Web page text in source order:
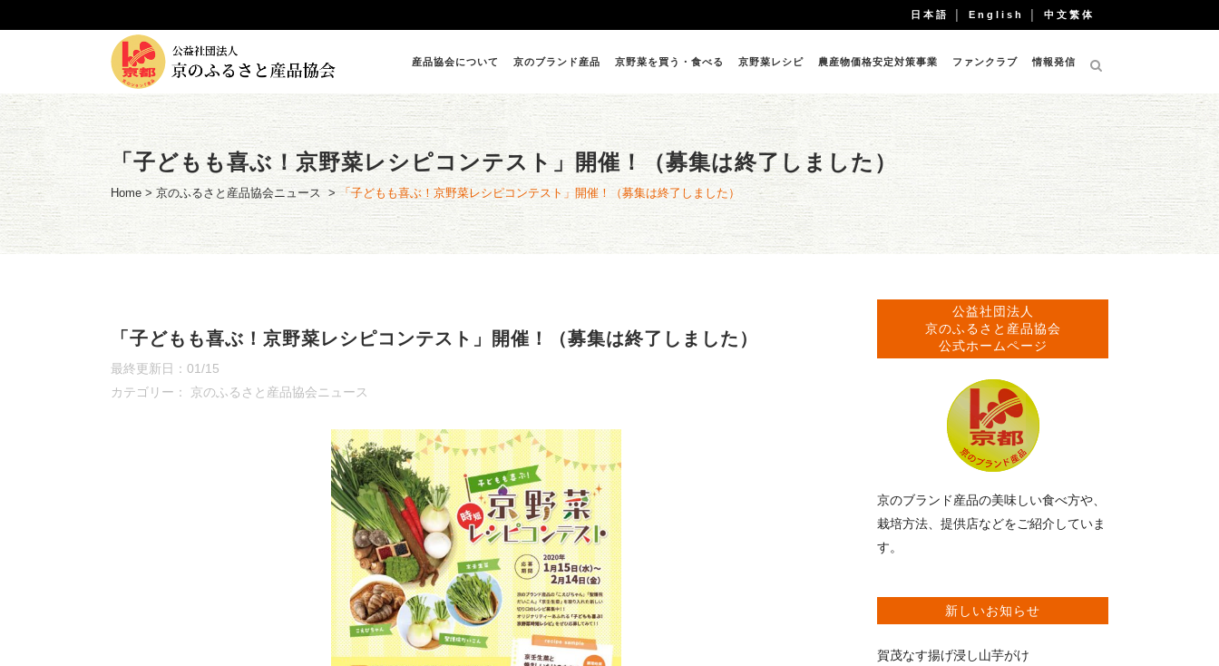
日本語 English 中文繁体
産品協会について 京のブランド産品 京野菜を買う・食べる 京野菜レシピ 農産物価格安定対策事業 ファンクラブ 情報発信
「子どもも喜ぶ！京野菜レシピコンテスト」開催！（募集は終了しました）
Home > 京のふるさと産品協会ニュース > 「子どもも喜ぶ！京野菜レシピコンテスト」開催！（募集は終了しました）
「子どもも喜ぶ！京野菜レシピコンテスト」開催！（募集は終了しました）
最終更新日：01/15
カテゴリー： 京のふるさと産品協会ニュース
公益社団法人
京のふるさと産品協会
公式ホームページ
京のブランド産品の美味しい食べ方や、
栽培方法、提供店などをご紹介していま
す。
新しいお知らせ
賀茂なす揚げ浸し山芋がけ